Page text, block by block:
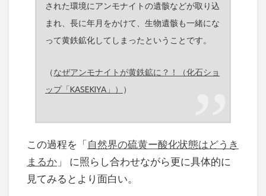
された環境にアンモナイトの遺骸などが取り込
まれ、長に年月をかけて、生物遺骸も一緒にな
って黄鉄鉱化してしまったということです。
（なぜアンモナイトが黄鉄鉱に？！（化石ショ
ップ「KASEKIYA」）
）
この過程を「自然界の硫黄ー酸化状態はどうき
まるか 」 に照らし合わせながら更に具体的に
見てみるとより面白い。